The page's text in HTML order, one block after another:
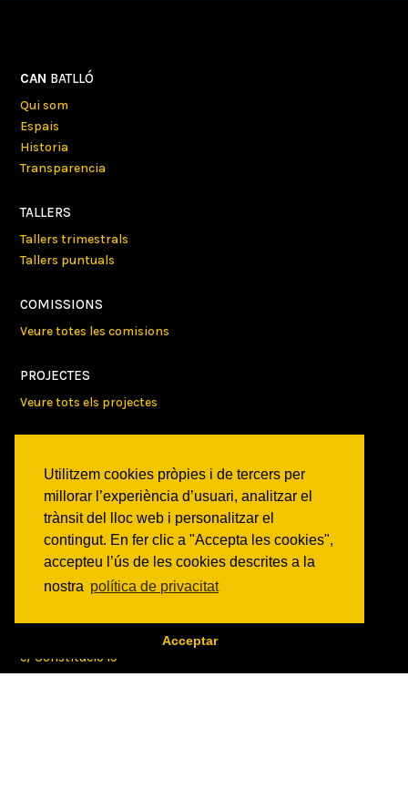
Utilitzem cookies pròpies i de tercers per
millorar l’experiència d’usuari, analitzar el
trànsit del lloc web i personalitzar el
contingut. En fer clic a "Accepta les cookies",
accepteu l’ús de les cookies descrites a la
nostra política de privacitat
Acceptar
CAN BATLLÓ
Qui som
Espais
Historia
Transparencia
TALLERS
Tallers trimestrals
Tallers puntuals
COMISSIONS
Veure totes les comisions
PROJECTES
Veure tots els projectes
Veure totes les activitats
NOTICIES
Activitats
Comunicats
Victories
c/ Constitució 19